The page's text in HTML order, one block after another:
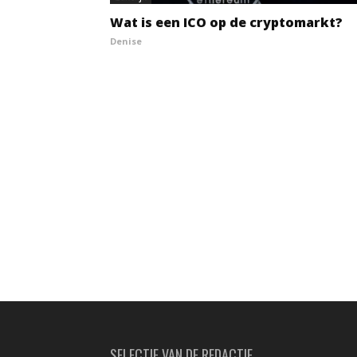
Wat is een ICO op de cryptomarkt?
Denise